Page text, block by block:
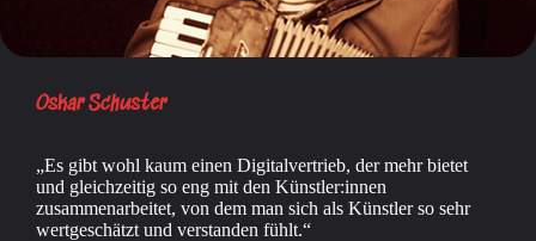
Oskar Schuster
Es gibt wohl kaum einen Digitalvertrieb, der mehr bietet
und gleichzeitig so eng mit den Künstler:innen
zusammenarbeitet, von dem man sich als Künstler so sehr
wertgeschätzt und verstanden fühlt.